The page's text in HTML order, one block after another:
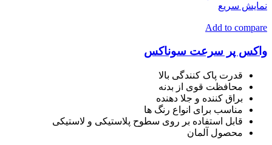
نمایش سریع
Add to compare
واکس پر سرعت سوناکس
قدرت پاک کنندگی بالا
محافظت قوی از بدنه
براق کننده و جلا دهنده
مناسب برای انواع رنگ ها
قابل استفاده بر روی سطوح پلاستیکی و لاستیکی
محصول آلمان